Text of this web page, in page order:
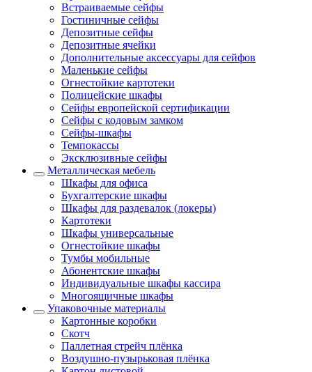
Встраиваемые сейфы
Гостиничные сейфы
Депозитные сейфы
Депозитные ячейки
Дополнительные аксессуары для сейфов
Маленькие сейфы
Огнестойкие картотеки
Полицейские шкафы
Сейфы европейской сертификации
Сейфы с кодовым замком
Сейфы-шкафы
Темпокассы
Эксклюзивные сейфы
Металлическая мебель
Шкафы для офиса
Бухгалтерские шкафы
Шкафы для раздевалок (локеры)
Картотеки
Шкафы универсальные
Огнестойкие шкафы
Тумбы мобильные
Абонентские шкафы
Индивидуальные шкафы кассира
Многоящичные шкафы
Упаковочные материалы
Картонные коробки
Скотч
Паллетная стрейч плёнка
Воздушно-пузырьковая плёнка